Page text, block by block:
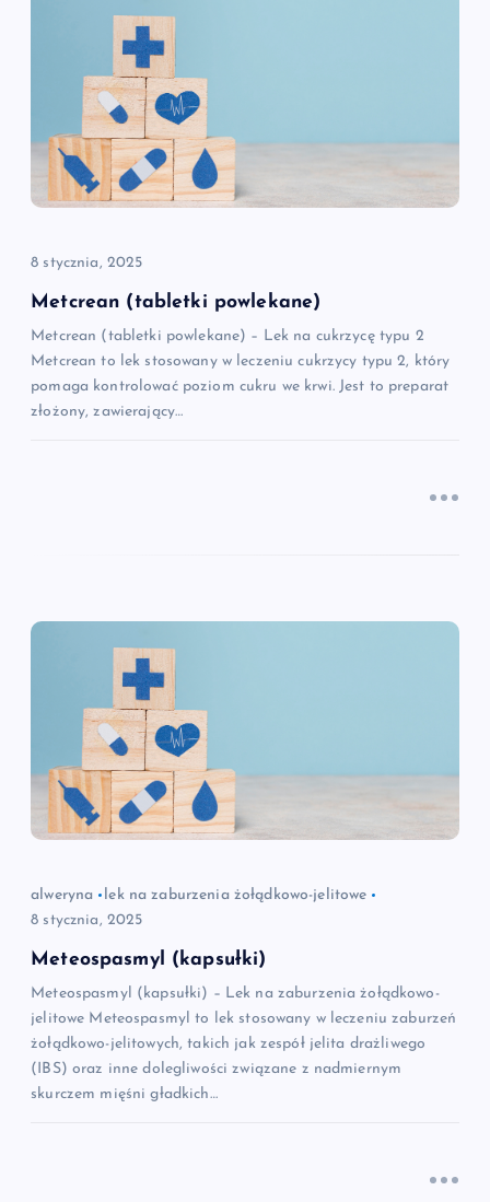
a
w
p
s
u
8 stycznia, 2025
Metcrean (tabletki powlekane)
Metcrean (tabletki powlekane) – Lek na cukrzycę typu 2
Metcrean to lek stosowany w leczeniu cukrzycy typu 2, który
pomaga kontrolować poziom cukru we krwi. Jest to preparat
złożony, zawierający…
alweryna
lek na zaburzenia żołądkowo-jelitowe
8 stycznia, 2025
Meteospasmyl (kapsułki)
Meteospasmyl (kapsułki) – Lek na zaburzenia żołądkowo-
jelitowe Meteospasmyl to lek stosowany w leczeniu zaburzeń
żołądkowo-jelitowych, takich jak zespół jelita drażliwego
(IBS) oraz inne dolegliwości związane z nadmiernym
skurczem mięśni gładkich…